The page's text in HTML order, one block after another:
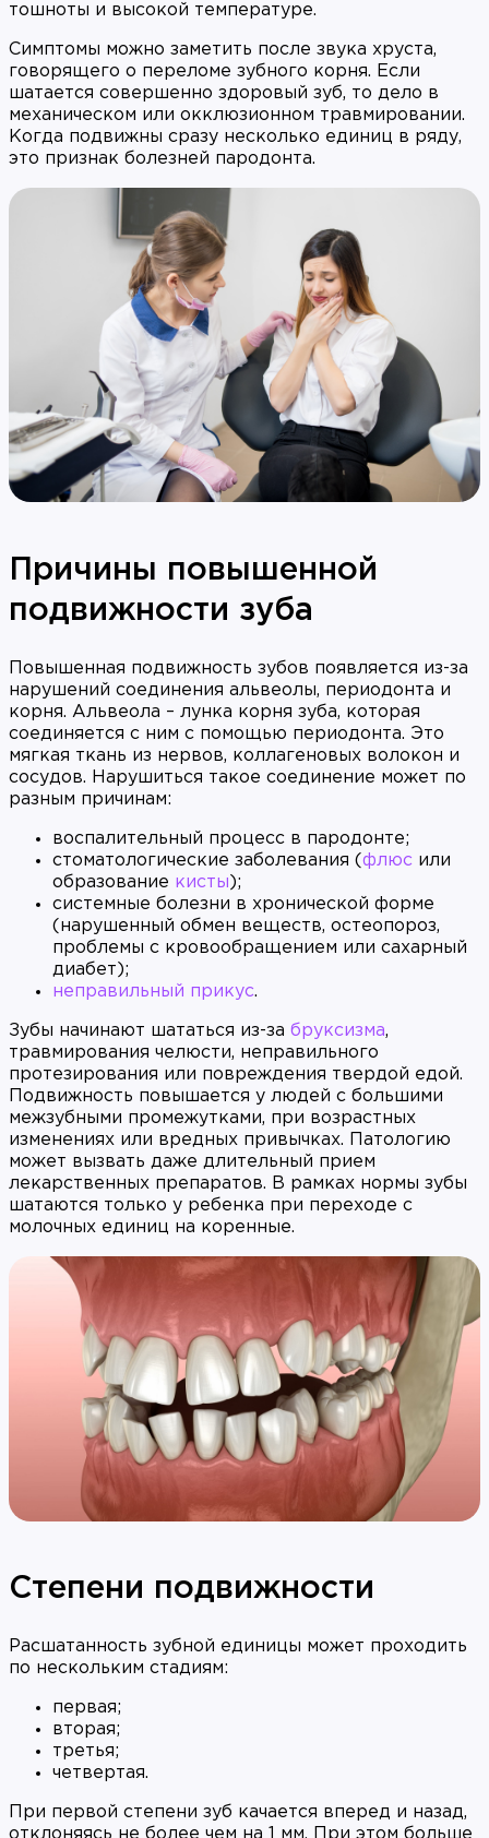
тошноты и высокой температуре.
Симптомы можно заметить после звука хруста,
говорящего о переломе зубного корня. Если
шатается совершенно здоровый зуб, то дело в
механическом или окклюзионном травмировании.
Когда подвижны сразу несколько единиц в ряду,
это признак болезней пародонта.
Причины повышенной
подвижности зуба
Повышенная подвижность зубов появляется из-за
нарушений соединения альвеолы, периодонта и
корня. Альвеола – лунка корня зуба, которая
соединяется с ним с помощью периодонта. Это
мягкая ткань из нервов, коллагеновых волокон и
сосудов. Нарушиться такое соединение может по
разным причинам:
воспалительный процесс в пародонте;
стоматологические заболевания (флюс или
образование кисты);
системные болезни в хронической форме
(нарушенный обмен веществ, остеопороз,
проблемы с кровообращением или сахарный
диабет);
неправильный прикус.
Зубы начинают шататься из-за бруксизма,
травмирования челюсти, неправильного
протезирования или повреждения твердой едой.
Подвижность повышается у людей с большими
межзубными промежутками, при возрастных
изменениях или вредных привычках. Патологию
может вызвать даже длительный прием
лекарственных препаратов. В рамках нормы зубы
шатаются только у ребенка при переходе с
молочных единиц на коренные.
Степени подвижности
Расшатанность зубной единицы может проходить
по нескольким стадиям:
первая;
вторая;
третья;
четвертая.
При первой степени зуб качается вперед и назад,
отклоняясь не более чем на 1 мм. При этом больше